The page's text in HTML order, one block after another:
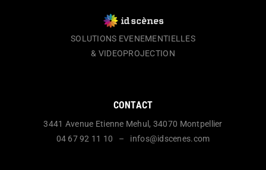
SOLUTIONS EVENEMENTIELLES
& VIDEOPROJECTION
CONTACT
3441 Avenue Etienne Mehul, 34070 Montpellier
04 67 92 11 10 – infos@idscenes.com